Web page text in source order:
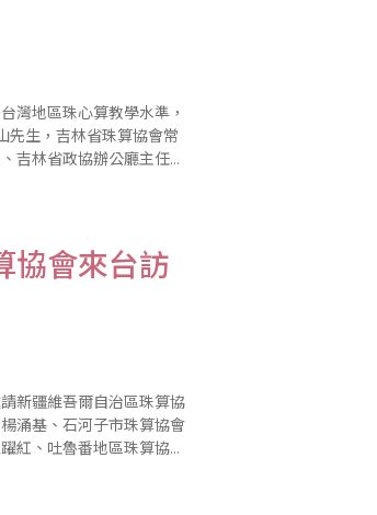
灣地區珠心算教學水準，
先生，吉林省珠算協會常
吉林省政協辦公廳主任王
協會來台訪
新疆維吾爾自治區珠算協
涌基、石河子市珠算協會
紅、吐魯番地區珠算協會